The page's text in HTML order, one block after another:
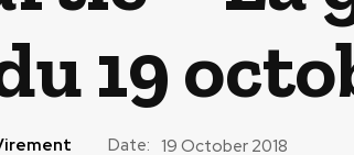
19
Date: 19 October 2018